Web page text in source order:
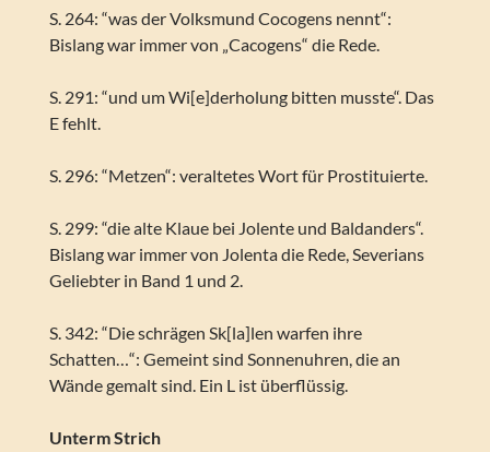
S. 264: “was der Volksmund Cocogens nennt“:
Bislang war immer von „Cacogens“ die Rede.
S. 291: “und um Wi[e]derholung bitten musste“. Das
E fehlt.
S. 296: “Metzen“: veraltetes Wort für Prostituierte.
S. 299: “die alte Klaue bei Jolente und Baldanders“.
Bislang war immer von Jolenta die Rede, Severians
Geliebter in Band 1 und 2.
S. 342: “Die schrägen Sk[la]len warfen ihre
Schatten…“: Gemeint sind Sonnenuhren, die an
Wände gemalt sind. Ein L ist überflüssig.
Unterm Strich